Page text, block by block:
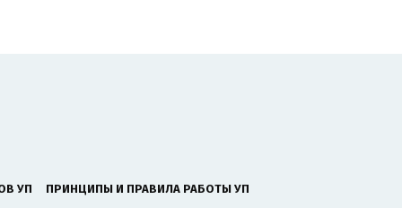
УП ПРИНЦИПЫ И ПРАВИЛА РАБОТЫ УП